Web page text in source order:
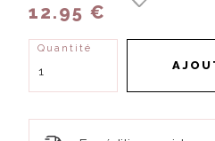
12.95 €
Quantité